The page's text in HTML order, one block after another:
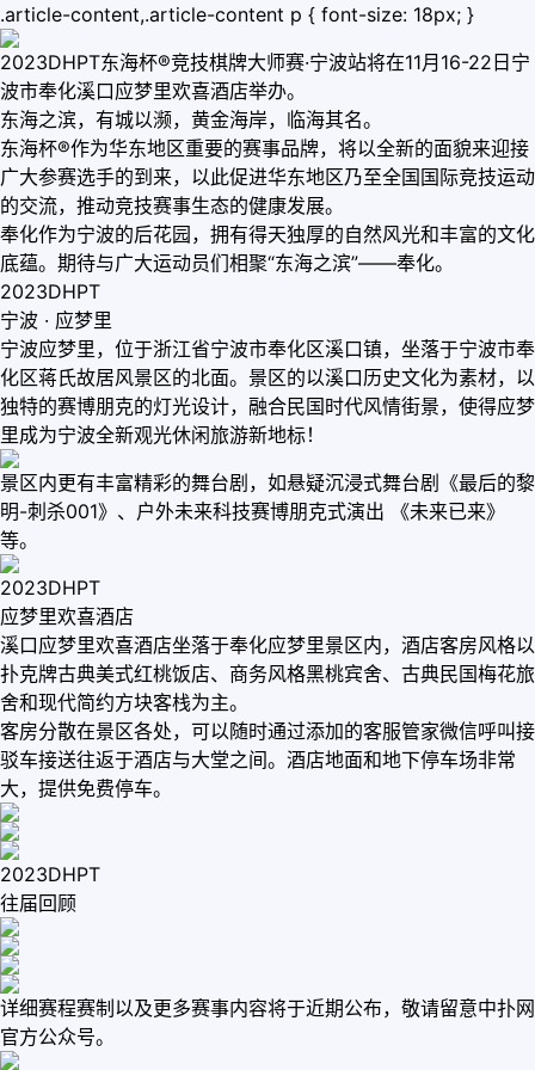
.article-content,.article-content p { font-size: 18px; }
2023DHPT东海杯®竞技棋牌大师赛·宁波站将在11月16-22日宁
波市奉化溪口应梦里欢喜酒店举办。
东海之滨，有城以濒，黄金海岸，临海其名。
东海杯®作为华东地区重要的赛事品牌，将以全新的面貌来迎接
广大参赛选手的到来，以此促进华东地区乃至全国国际竞技运动
的交流，推动竞技赛事生态的健康发展。
奉化作为宁波的后花园，拥有得天独厚的自然风光和丰富的文化
底蕴。期待与广大运动员们相聚“东海之滨”——奉化。
2023DHPT
宁波 · 应梦里
宁波应梦里，位于浙江省宁波市奉化区溪口镇，坐落于宁波市奉
化区蒋氏故居风景区的北面。景区的以溪口历史文化为素材，以
独特的赛博朋克的灯光设计，融合民国时代风情街景，使得应梦
里成为宁波全新观光休闲旅游新地标！
景区内更有丰富精彩的舞台剧，如悬疑沉浸式舞台剧《最后的黎
明-刺杀001》、户外未来科技赛博朋克式演出 《未来已来》
等。
2023DHPT
应梦里欢喜酒店
溪口应梦里欢喜酒店坐落于奉化应梦里景区内，酒店客房风格以
扑克牌古典美式红桃饭店、商务风格黑桃宾舍、古典民国梅花旅
舍和现代简约方块客栈为主。
客房分散在景区各处，可以随时通过添加的客服管家微信呼叫接
驳车接送往返于酒店与大堂之间。酒店地面和地下停车场非常
大，提供免费停车。
2023DHPT
往届回顾
详细赛程赛制以及更多赛事内容将于近期公布，敬请留意中扑网
官方公众号。